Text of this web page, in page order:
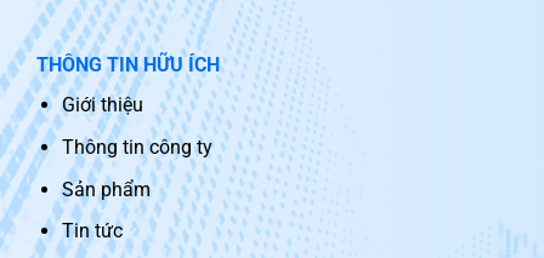
THÔNG TIN HỮU ÍCH
Giới thiệu
Thông tin công ty
Sản phẩm
Tin tức